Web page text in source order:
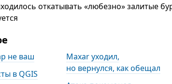
откатывать «любезно» залитые
не ваш
в QGIS
Maxar уходил,
но вернулся, как обещал